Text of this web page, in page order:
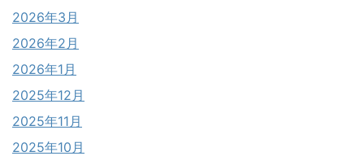
2026年3月
2026年2月
2026年1月
2025年12月
2025年11月
2025年10月